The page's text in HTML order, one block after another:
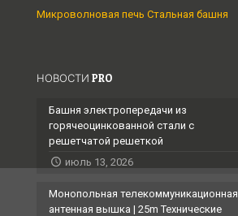
Микроволновая печь Стальная башня
НОВОСТИ PRO
Башня электропередачи из
горячеоцинкованной стали с
решетчатой ​​решеткой
июль 13, 2026
Монопольная телекоммуникационная
антенная вышка | 25m Технические